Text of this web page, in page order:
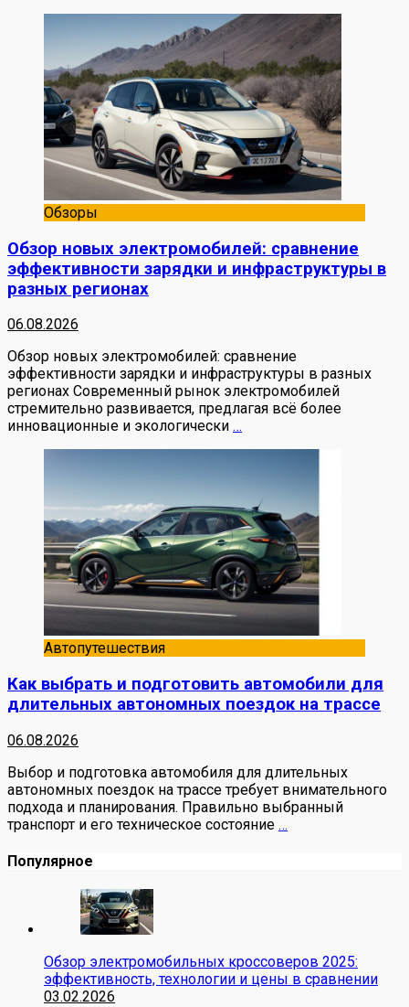
Обзоры
Обзор новых электромобилей: сравнение
эффективности зарядки и инфраструктуры в
разных регионах
06.08.2026
Обзор новых электромобилей: сравнение
эффективности зарядки и инфраструктуры в разных
регионах Современный рынок электромобилей
стремительно развивается, предлагая всё более
инновационные и экологически …
Автопутешествия
Как выбрать и подготовить автомобили для
длительных автономных поездок на трассе
06.08.2026
Выбор и подготовка автомобиля для длительных
автономных поездок на трассе требует внимательного
подхода и планирования. Правильно выбранный
транспорт и его техническое состояние …
Популярное
Обзор электромобильных кроссоверов 2025:
эффективность, технологии и цены в сравнении
03.02.2026